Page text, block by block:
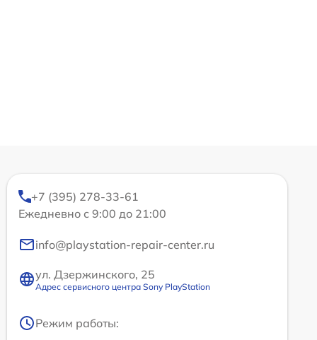
+7 (395) 278-33-61
Ежедневно с 9:00 до 21:00
info@playstation-repair-center.ru
ул. Дзержинского, 25
Адрес сервисного центра Sony PlayStation
Режим работы: